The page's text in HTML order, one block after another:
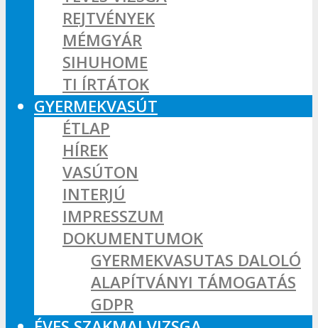
REJTVÉNYEK
MÉMGYÁR
SIHUHOME
TI ÍRTÁTOK
GYERMEKVASÚT
ÉTLAP
HÍREK
VASÚTON
INTERJÚ
IMPRESSZUM
DOKUMENTUMOK
GYERMEKVASUTAS DALOLÓ
ALAPÍTVÁNYI TÁMOGATÁS
GDPR